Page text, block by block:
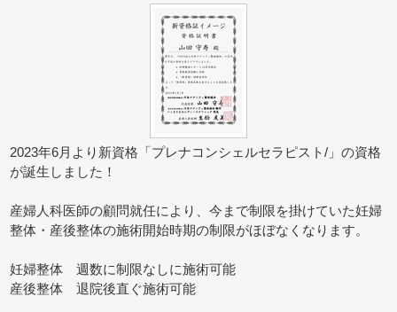
2023年6月より新資格「プレナコンシェルセラピスト/」の資格
が誕生しました！
産婦人科医師の顧問就任により、今まで制限を掛けていた妊婦
整体・産後整体の施術開始時期の制限がほぼなくなります。
妊婦整体 週数に制限なしに施術可能
産後整体 退院後直ぐ施術可能